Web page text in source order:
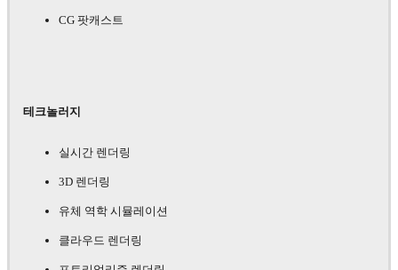
CG 팟캐스트
테크놀러지
실시간 렌더링
3D 렌더링
유체 역학 시뮬레이션
클라우드 렌더링